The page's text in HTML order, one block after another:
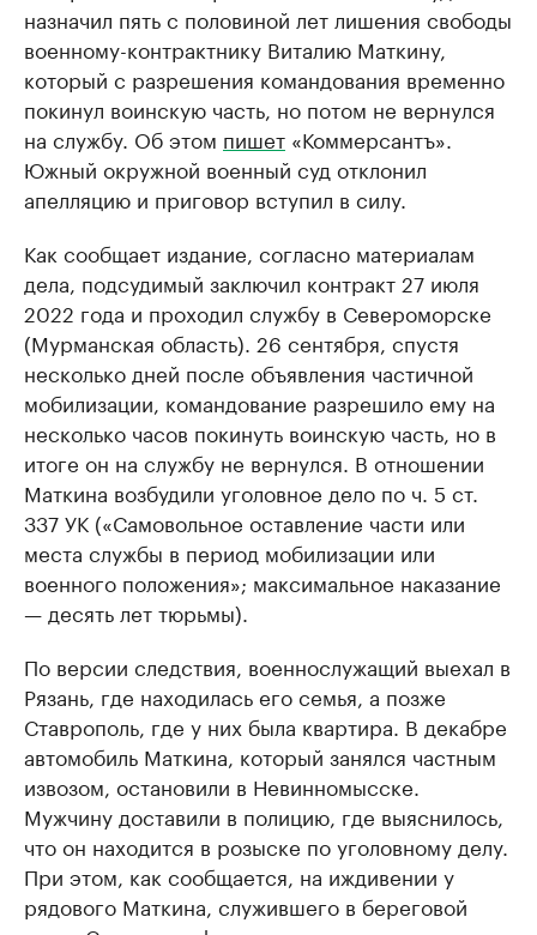
назначил пять с половиной лет лишения свободы
военному-контрактнику Виталию Маткину,
который с разрешения командования временно
покинул воинскую часть, но потом не вернулся
на службу. Об этом пишет «Коммерсантъ».
Южный окружной военный суд отклонил
апелляцию и приговор вступил в силу.
Как сообщает издание, согласно материалам
дела, подсудимый заключил контракт 27 июля
2022 года и проходил службу в Североморске
(Мурманская область). 26 сентября, спустя
несколько дней после объявления частичной
мобилизации, командование разрешило ему на
несколько часов покинуть воинскую часть, но в
итоге он на службу не вернулся. В отношении
Маткина возбудили уголовное дело по ч. 5 ст.
337 УК («Самовольное оставление части или
места службы в период мобилизации или
военного положения»; максимальное наказание
— десять лет тюрьмы).
По версии следствия, военнослужащий выехал в
Рязань, где находилась его семья, а позже
Ставрополь, где у них была квартира. В декабре
автомобиль Маткина, который занялся частным
извозом, остановили в Невинномысске.
Мужчину доставили в полицию, где выяснилось,
что он находится в розыске по уголовному делу.
При этом, как сообщается, на иждивении у
рядового Маткина, служившего в береговой